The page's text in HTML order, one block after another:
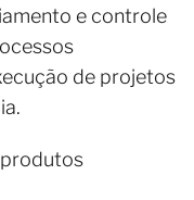
e controle
de projetos